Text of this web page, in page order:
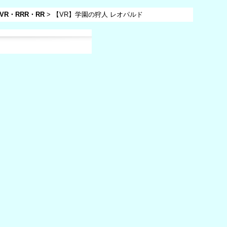
VR・RRR・RR > 【VR】学園の狩人 レオパルド